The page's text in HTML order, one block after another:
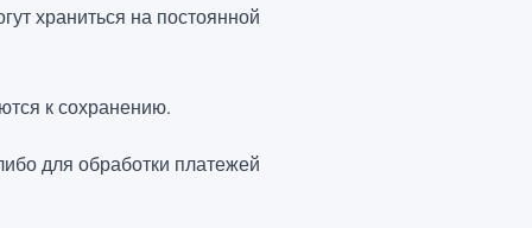
храниться на постоянной
к сохранению.
для обработки платежей